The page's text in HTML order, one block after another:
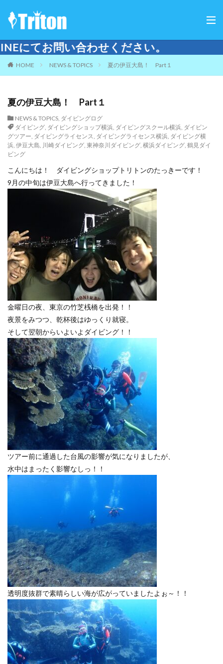
ください。
HOME NEWS & TOPICS 夏の伊豆大島！ Part１
夏の伊豆大島！ Part１
NEWS & TOPICS, ダイビングログ
ダイビング, ダイビングショップ横浜, ダイビングスクール横浜, ダイビン
グツアー, ダイビングライセンス, ダイビングライセンス横浜, ダイビング横
浜, 伊豆大島, 川崎ダイビング, 東神奈川ダイビング, 横浜ダイビング, 鶴見ダイ
ビング
こんにちは！ ダイビングショップトリトンのたっきーです！
9月の中旬は伊豆大島へ行ってきました！
金曜日の夜、東京の竹芝桟橋を出発！！
夜景をみつつ、乾杯後はゆっくり就寝。
そして翌朝からいよいよダイビング！！
ツアー前に通過した台風の影響が気になりましたが、
水中はまったく影響なしっ！！
透明度抜群で素晴らしい海が広がっていましたよぉ～！！